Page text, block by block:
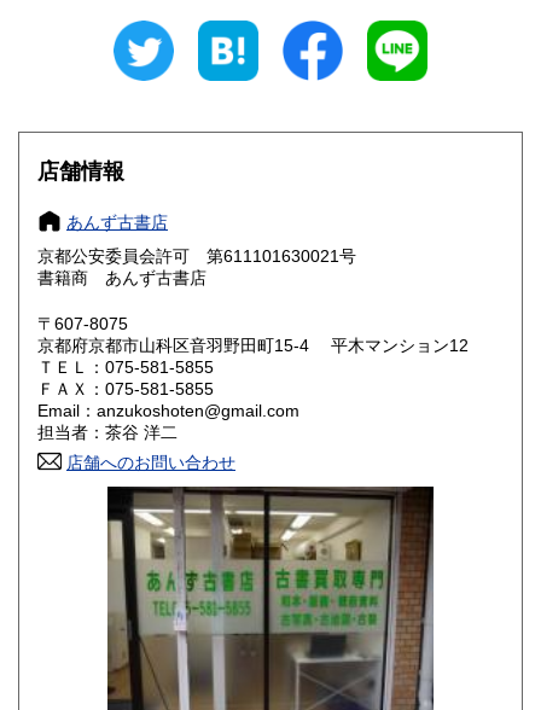
185円 福井県
185円 長野県
岐阜県 185円 静岡県 185円
愛知県
滋賀県
大阪府
奈良県 185円 和歌山県 185円
鳥取県 185円
岡山県
185円 徳島県
185円 愛媛県
185円 福岡県
185円 長崎県
大分県
店舗情報
あんず古書店
京都公安委員会許可 第611101630021号
書籍商 あんず古書店
〒607-8075
京都府京都市山科区音羽野田町15‐4 平木マンション12
ＴＥＬ：075-581-5855
ＦＡＸ：075-581-5855
Email：anzukoshoten@gmail.com
担当者：茶谷 洋二
店舗へのお問い合わせ